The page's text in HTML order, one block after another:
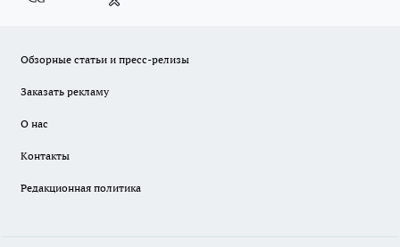
Обзорные статьи и пресс-релизы
Заказать рекламу
О нас
Контакты
Редакционная политика